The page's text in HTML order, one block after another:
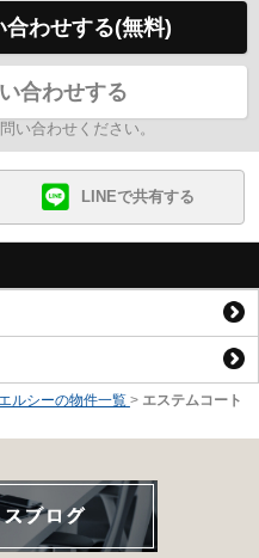
合わせする(無料)
合わせする
い合わせください。
LINEで共有する
ルシーの物件一覧 > エステムコート